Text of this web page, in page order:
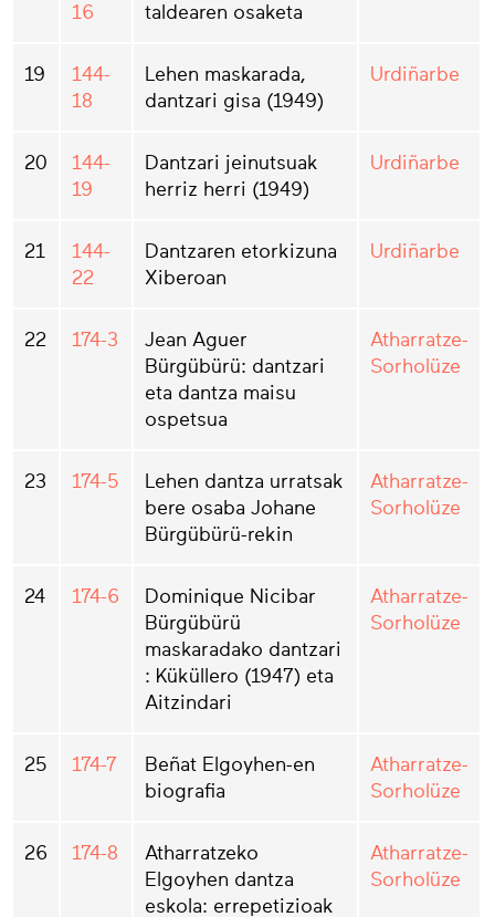
16
taldearen osaketa
19
144-
18
Lehen maskarada,
dantzari gisa (1949)
Urdiñarbe
20
144-
19
Dantzari jeinutsuak
herriz herri (1949)
Urdiñarbe
21
144-
22
Dantzaren etorkizuna
Xiberoan
Urdiñarbe
22 174-3
Jean Aguer
Bürgübürü: dantzari
eta dantza maisu
ospetsua
Atharratze-
Sorholüze
23 174-5
Lehen dantza urratsak
bere osaba Johane
Bürgübürü-rekin
Atharratze-
Sorholüze
24 174-6
Dominique Nicibar
Bürgübürü
maskaradako dantzari
: Küküllero (1947) eta
Aitzindari
Atharratze-
Sorholüze
25 174-7
Beñat Elgoyhen-en
biografia
Atharratze-
Sorholüze
26 174-8
Atharratzeko
Elgoyhen dantza
eskola: errepetizioak
Atharratze-
Sorholüze